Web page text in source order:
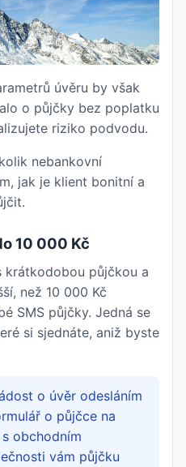
úvěru by však
o půjčky bez poplatku
riziko podvodu.
nebankovní
jak je klient bonitní a
10 000 Kč
krátkodobou půjčkou a
než 10 000 Kč
SMS půjčky. Jedná se
si sjednáte, aniž byste
o úvěr odesláním
o půjčce na
obchodním
vám půjčku